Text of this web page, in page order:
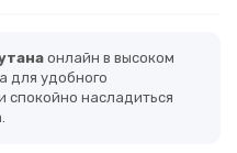
онлайн в высоком
для удобного
спокойно насладиться